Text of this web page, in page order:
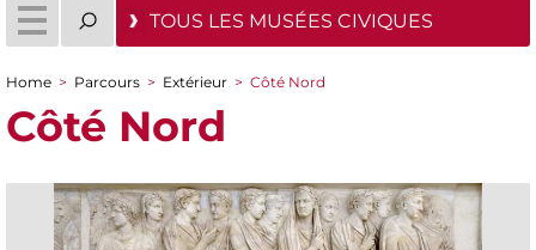
TOUS LES MUSÉES CIVIQUES
You are here
Home > Parcours > Extérieur > Côté Nord
Côté Nord